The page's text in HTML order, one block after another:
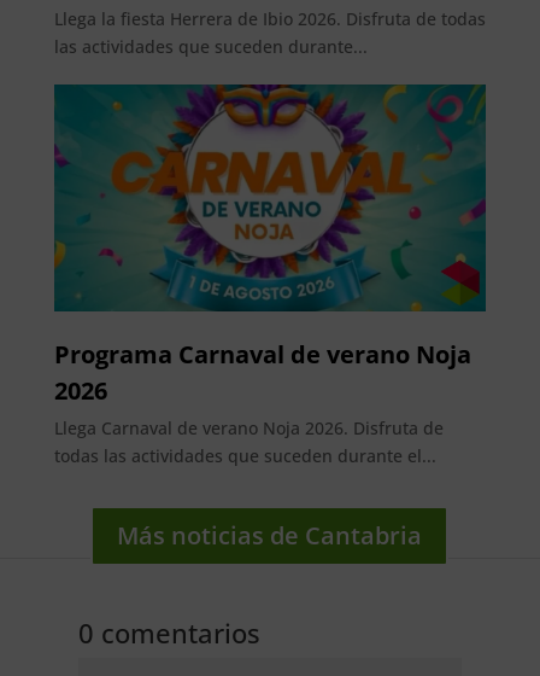
Llega la fiesta Herrera de Ibio 2026. Disfruta de todas
las actividades que suceden durante...
Programa Carnaval de verano Noja
2026
Llega Carnaval de verano Noja 2026. Disfruta de
todas las actividades que suceden durante el...
Más noticias de Cantabria
0 comentarios